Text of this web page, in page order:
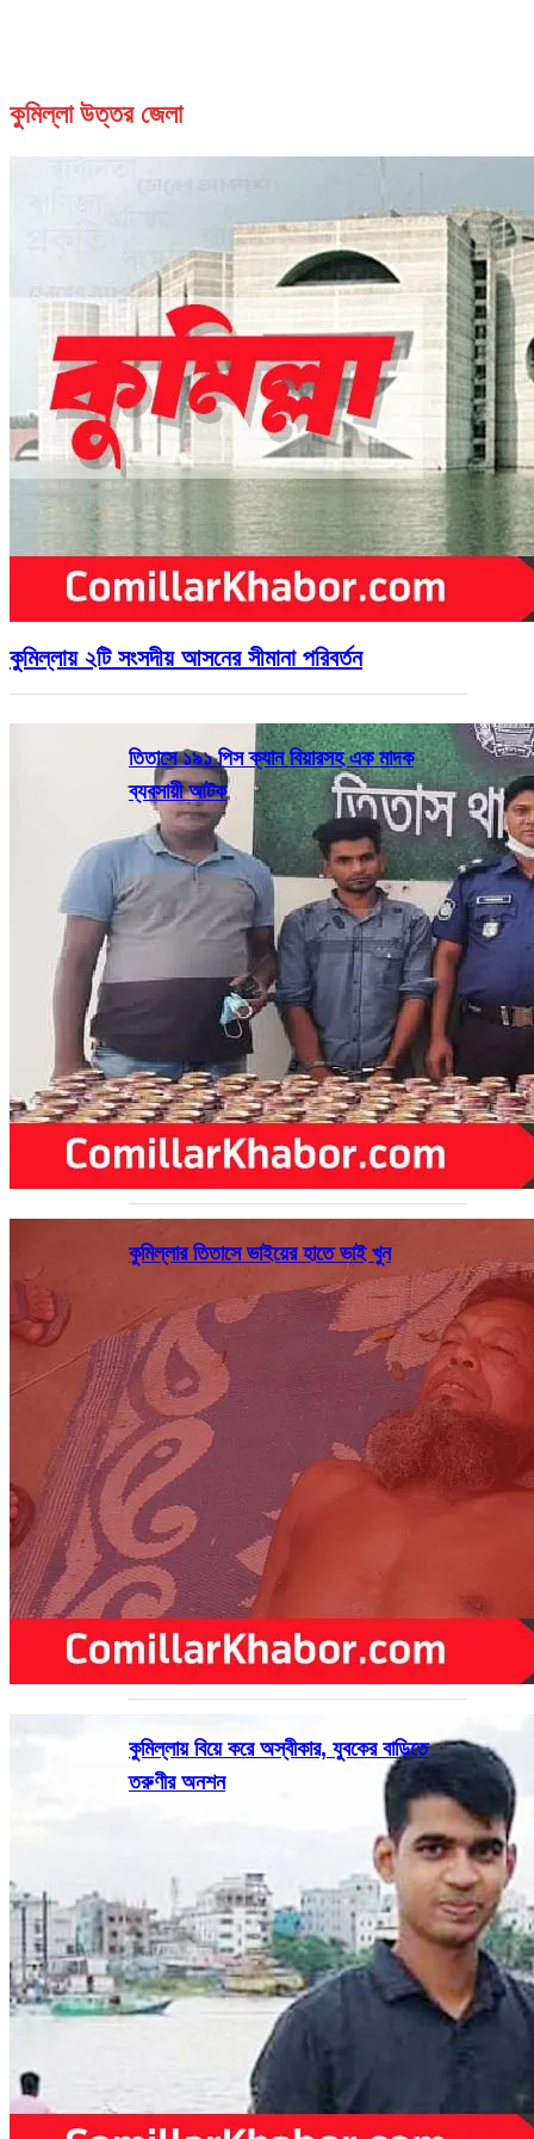
কুমিল্লা উত্তর জেলা
কুমিল্লায় ২টি সংসদীয় আসনের সীমানা পরিবর্তন
তিতাসে ১৯১ পিস ক্যান বিয়ারসহ এক মাদক
ব্যবসায়ী আটক
কুমিল্লার তিতাসে ভাইয়ের হাতে ভাই খুন
কুমিল্লায় বিয়ে করে অস্বীকার, যুবকের বাড়িতে
তরুণীর অনশন